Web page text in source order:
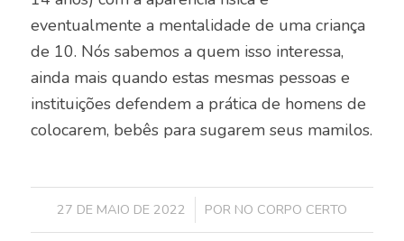
eventualmente a mentalidade de uma criança
de 10. Nós sabemos a quem isso interessa,
ainda mais quando estas mesmas pessoas e
instituições defendem a prática de homens de
colocarem, bebês para sugarem seus mamilos.
27 DE MAIO DE 2022
/ POR NO CORPO CERTO